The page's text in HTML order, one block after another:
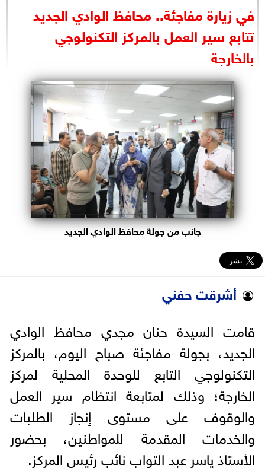
الرئاسة
البرلمان
الوزارات
الأحزاب
في زيارة مفاجئة.. محافظ الوادي الجديد
تتابع سير العمل بالمركز التكنولوجي
بالخارجة
جانب من جولة محافظ الوادي الجديد
أشرقت حفني
قامت السيدة حنان مجدي محافظ الوادي
الجديد، بجولة مفاجئة صباح اليوم، بالمركز
التكنولوجي التابع للوحدة المحلية لمركز
الخارجة؛ وذلك لمتابعة انتظام سير العمل
والوقوف على مستوى إنجاز الطلبات
والخدمات المقدمة للمواطنين، بحضور
الأستاذ ياسر عبد التواب نائب رئيس المركز.